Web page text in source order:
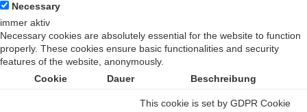
Necessary
immer aktiv
Necessary cookies are absolutely essential for the website to function
properly. These cookies ensure basic functionalities and security
features of the website, anonymously.
Cookie
Dauer Beschreibung
This cookie is set by GDPR Cookie